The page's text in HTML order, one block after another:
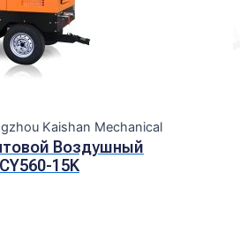
Kaishan Mechanical
Воздушный
15K